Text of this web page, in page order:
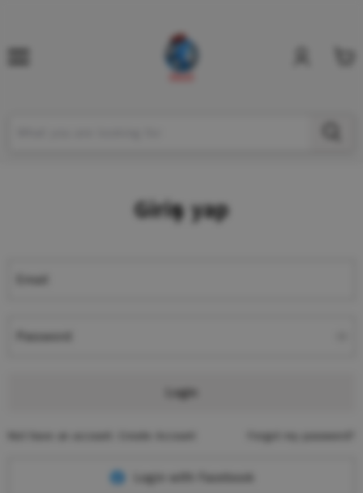
Giriş yap
Email
Password
Login
Forgot my password?
Login with Facebook